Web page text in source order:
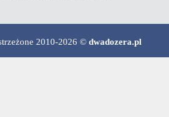
2010-2026 © dwadozera.pl